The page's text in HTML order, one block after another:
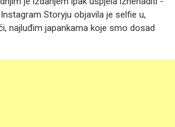
Storyju objavila je selfie u,
najluđim japankama koje smo dosad